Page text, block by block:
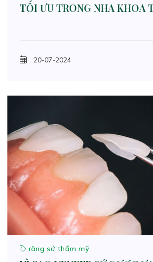
TỐI ƯU TRONG NHA KHOA
20-07-2024
răng sứ thẩm mỹ